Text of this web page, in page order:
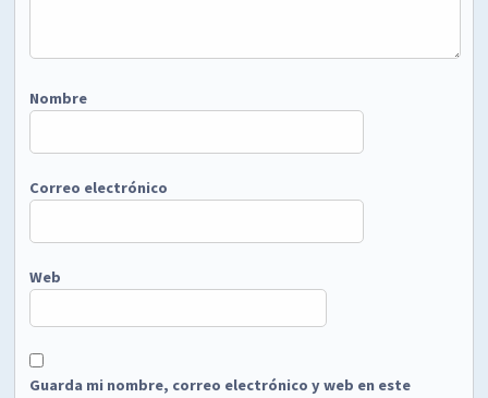
Nombre
Correo electrónico
Web
Guarda mi nombre, correo electrónico y web en este